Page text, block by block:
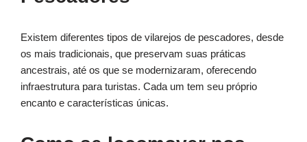
Existem diferentes tipos de vilarejos de pescadores, desde
os mais tradicionais, que preservam suas práticas
ancestrais, até os que se modernizaram, oferecendo
infraestrutura para turistas. Cada um tem seu próprio
encanto e características únicas.